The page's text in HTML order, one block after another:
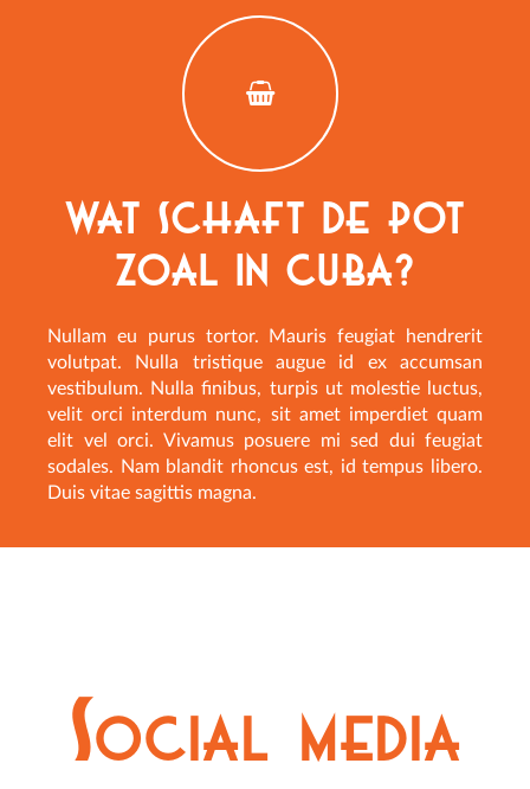
Wat schaft de pot
zoal in Cuba?
Nullam eu purus tortor. Mauris feugiat hendrerit
volutpat. Nulla tristique augue id ex accumsan
vestibulum. Nulla finibus, turpis ut molestie luctus,
velit orci interdum nunc, sit amet imperdiet quam
elit vel orci. Vivamus posuere mi sed dui feugiat
sodales. Nam blandit rhoncus est, id tempus libero.
Duis vitae sagittis magna.
Social media